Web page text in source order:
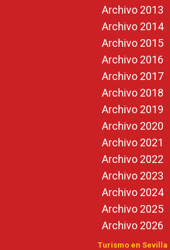
Archivo 2013
Archivo 2014
Archivo 2015
Archivo 2016
Archivo 2017
Archivo 2018
Archivo 2019
Archivo 2020
Archivo 2021
Archivo 2022
Archivo 2023
Archivo 2024
Archivo 2025
Archivo 2026
Turismo en Sevilla